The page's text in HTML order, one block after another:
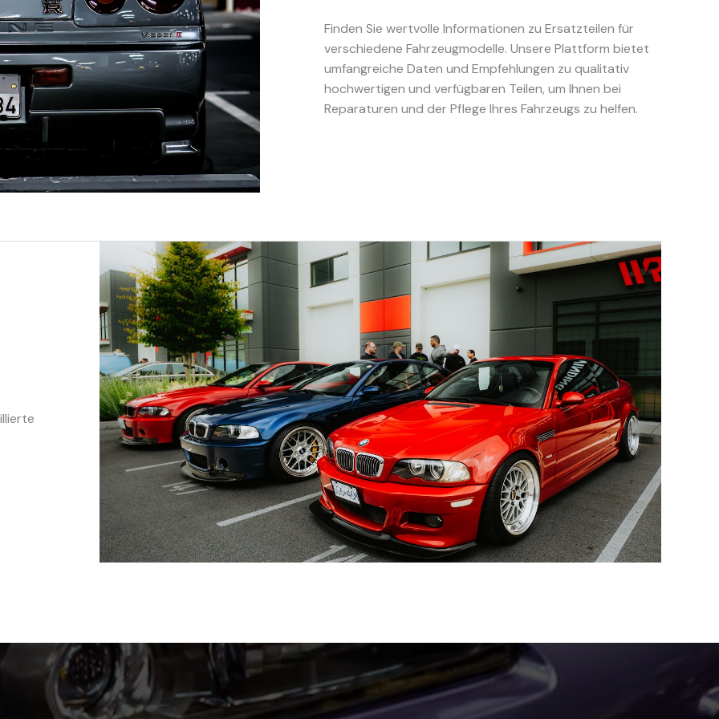
Finden Sie wertvolle Informationen zu Ersatzteilen für
verschiedene Fahrzeugmodelle. Unsere Plattform bietet
umfangreiche Daten und Empfehlungen zu qualitativ
hochwertigen und verfügbaren Teilen, um Ihnen bei
Reparaturen und der Pflege Ihres Fahrzeugs zu helfen.